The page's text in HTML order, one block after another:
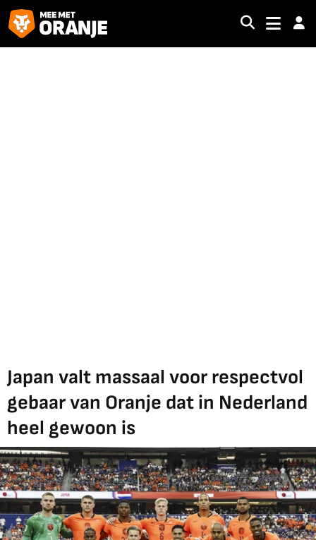
Japan valt massaal voor respectvol
gebaar van Oranje dat in Nederland
heel gewoon is